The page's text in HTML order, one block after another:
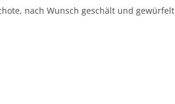
nach Wunsch geschält und gewürfelt